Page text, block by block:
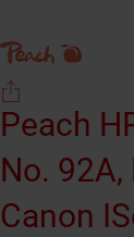
Peach
No.
Canon